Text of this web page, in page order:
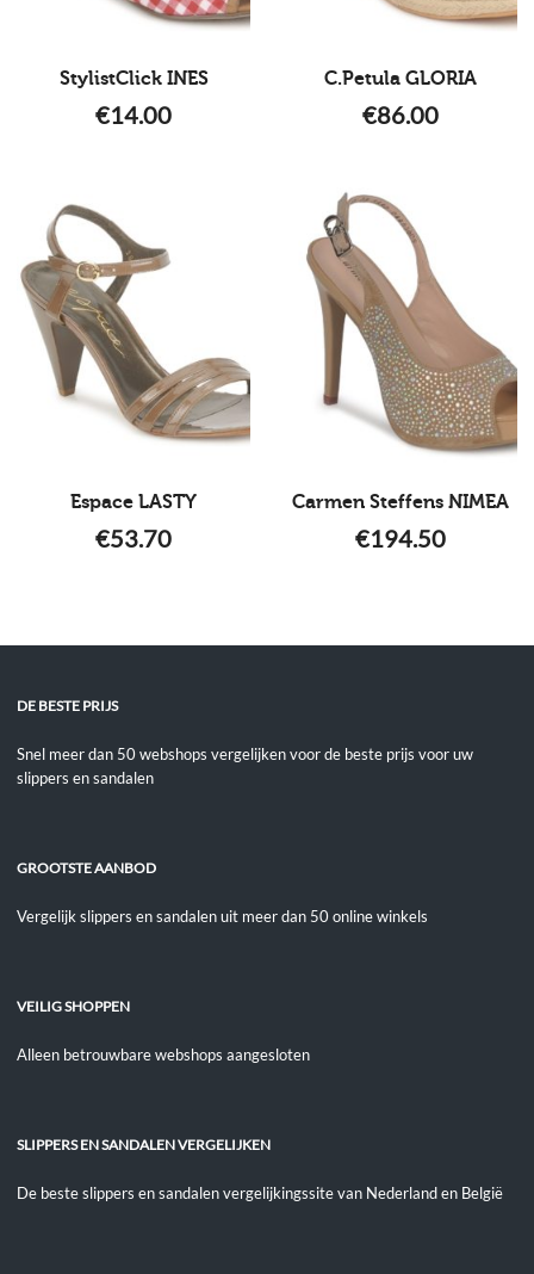
StylistClick INES
€14.00
C.Petula GLORIA
€86.00
Espace LASTY
€53.70
Carmen Steffens NIMEA
€194.50
DE BESTE PRIJS
Snel meer dan 50 webshops vergelijken voor de beste prijs voor uw
slippers en sandalen
GROOTSTE AANBOD
Vergelijk slippers en sandalen uit meer dan 50 online winkels
VEILIG SHOPPEN
Alleen betrouwbare webshops aangesloten
SLIPPERS EN SANDALEN VERGELIJKEN
De beste slippers en sandalen vergelijkingssite van Nederland en België